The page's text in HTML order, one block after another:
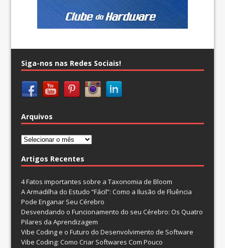
Siga-nos nas Redes Sociais!
Arquivos
Arquivos
Artigos Recentes
4 Fatos importantes sobre a Taxonomia de Bloom
A Armadilha do Estudo “Fácil”: Como a Ilusão de Fluência
Pode Enganar Seu Cérebro
Desvendando o Funcionamento do seu Cérebro: Os Quatro
Pilares da Aprendizagem
Vibe Coding e o Futuro do Desenvolvimento de Software
Vibe Coding: Como Criar Softwares Com Pouco